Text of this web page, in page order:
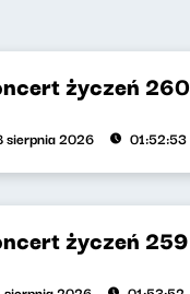
życzeń 260
sierpnia 2026 01:52:53
życzeń 259